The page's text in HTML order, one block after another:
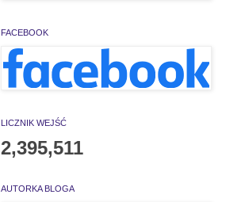
FACEBOOK
LICZNIK WEJŚĆ
2,395,511
AUTORKA BLOGA